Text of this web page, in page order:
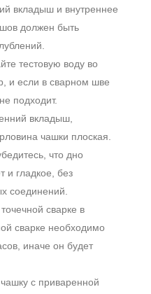
вкладыш и внутреннее
должен быть
тестовую воду во
и если в сварном шве
подходит.
вкладыш,
чашки плоская.
что дно
и гладкое, без
соединений.
сварке в
сварке необходимо
иначе он будет
с приваренной